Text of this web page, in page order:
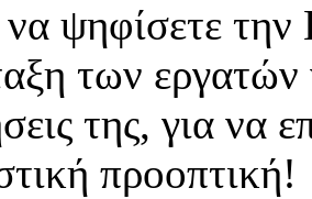
ψηφίσετε την
των εργατών
της, για να
προοπτική!